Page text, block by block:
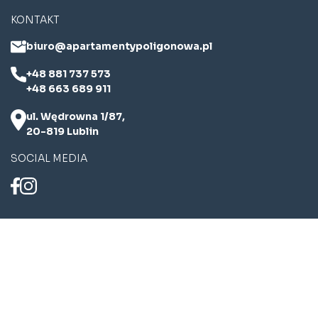
KONTAKT
biuro@apartamentypoligonowa.pl
+48 881 737 573
+48 663 689 911
ul. Wędrowna 1/87,
20-819 Lublin
SOCIAL MEDIA